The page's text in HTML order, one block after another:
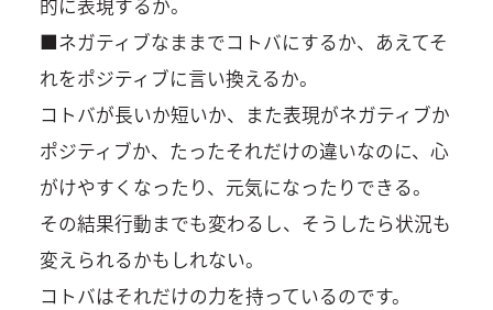
■ネガティブなままでコトバにするか、あえてそ
れをポジティブに言い換えるか。
コトバが長いか短いか、また表現がネガティブか
ポジティブか、たったそれだけの違いなのに、心
がけやすくなったり、元気になったりできる。
その結果行動までも変わるし、そうしたら状況も
変えられるかもしれない。
コトバはそれだけの力を持っているのです。